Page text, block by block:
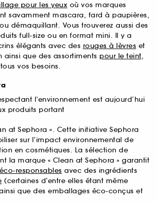
pour les yeux où vos marques
savamment mascara, fard à paupières,
démaquillant. Vous trouverez aussi des
full-size ou en format mini. Il y a
élégants avec des rouges à lèvres et
ainsi que des assortiments pour le teint,
vos besoins.
l’environnement est aujourd’hui
produits portant
at Sephora ». Cette initiative Sephora
sur l’impact environnemental de
en cosmétiques. La sélection de
la marque « Clean at Sephora » garantit
éco-responsables avec des ingrédients
(certaines d’entre elles étant même
que des emballages éco-conçus et